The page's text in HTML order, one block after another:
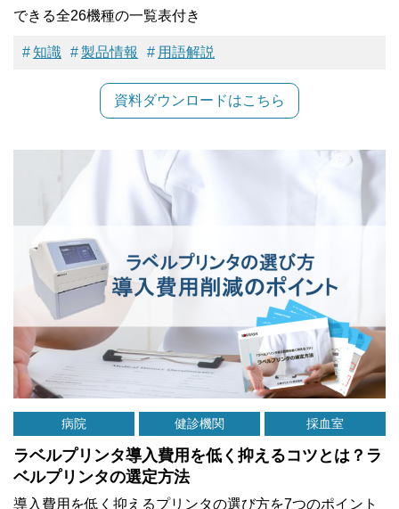
できる全26機種の一覧表付き
知識 製品情報 用語解説
資料ダウンロードはこちら
病院 健診機関 採血室
ラベルプリンタ導入費用を低く抑えるコツとは？ラ
ベルプリンタの選定方法
導入費用を低く抑えるプリンタの選び方を7つのポイント